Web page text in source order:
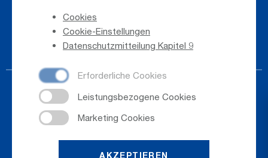
Cookies
Cookie-Einstellungen
Datenschutzmitteilung Kapitel 9
AKZEPTIEREN
Telefonverzeichnis
Newsletter-Anmeldung